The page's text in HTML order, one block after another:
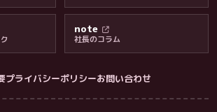
note
社長のコラム
プライバシーポリシーお問い合わせ